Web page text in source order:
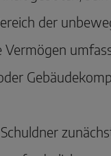
der
Vermögen